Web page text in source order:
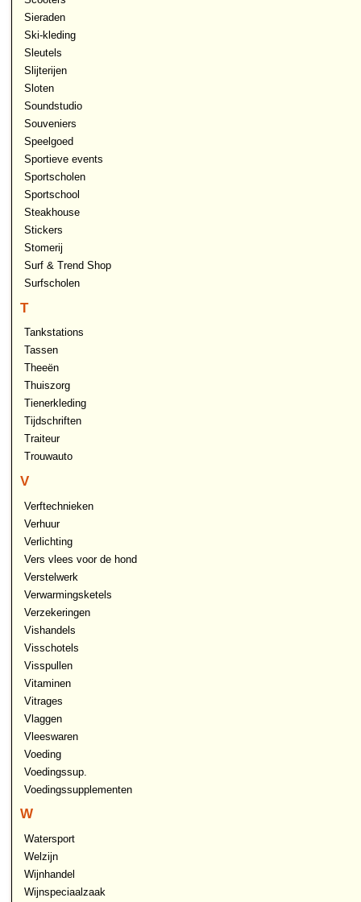
Sieraden
Ski-kleding
Sleutels
Slijterijen
Sloten
Soundstudio
Souveniers
Speelgoed
Sportieve events
Sportscholen
Sportschool
Steakhouse
Stickers
Stomerij
Surf & Trend Shop
Surfscholen
T
Tankstations
Tassen
Theeën
Thuiszorg
Tienerkleding
Tijdschriften
Traiteur
Trouwauto
V
Verftechnieken
Verhuur
Verlichting
Vers vlees voor de hond
Verstelwerk
Verwarmingsketels
Verzekeringen
Vishandels
Visschotels
Visspullen
Vitaminen
Vitrages
Vlaggen
Vleeswaren
Voeding
Voedingssup.
Voedingssupplementen
W
Watersport
Welzijn
Wijnhandel
Wijnspeciaalzaak